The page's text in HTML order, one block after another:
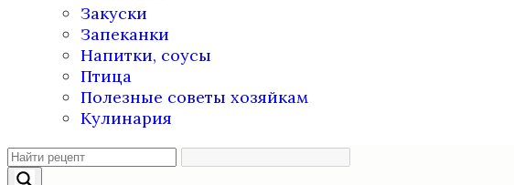
Закуски
Запеканки
Напитки, соусы
Птица
Полезные советы хозяйкам
Кулинария